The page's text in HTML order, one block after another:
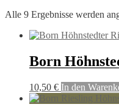
Alle 9 Ergebnisse werden
Born
10,50 € In den